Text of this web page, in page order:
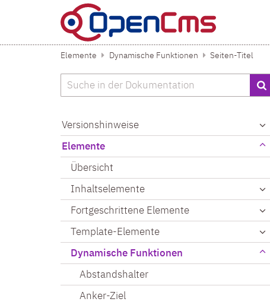
Zum Inhalt springen
Elemente Dynamische Funktionen Seiten-Titel
Suche
Versionshinweise
Elemente
Übersicht
Inhaltselemente
Fortgeschrittene Elemente
Template-Elemente
Dynamische Funktionen
Abstandshalter
Anker-Ziel